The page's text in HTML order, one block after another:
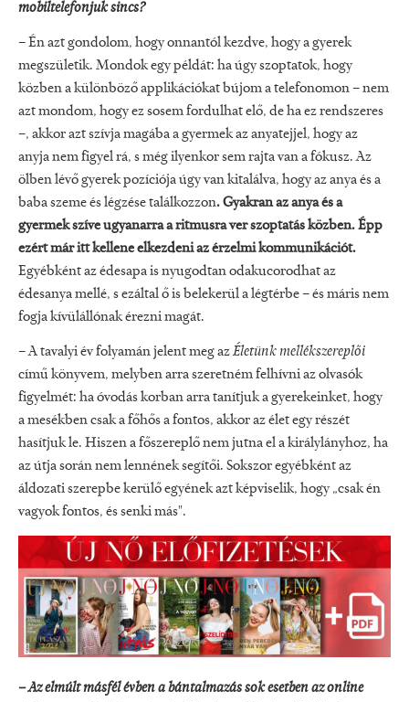
mobiltelefonjuk sincs?
– Én azt gondolom, hogy onnantól kezdve, hogy a gyerek
megszületik. Mondok egy példát: ha úgy szoptatok, hogy
közben a különböző applikációkat bújom a telefonomon – nem
azt mondom, hogy ez sosem fordulhat elő, de ha ez rendszeres
–, akkor azt szívja magába a gyermek az anyatejjel, hogy az
anyja nem figyel rá, s még ilyenkor sem rajta van a fókusz. Az
ölben lévő gyerek pozíciója úgy van kitalálva, hogy az anya és a
baba szeme és légzése találkozzon. Gyakran az anya és a
gyermek szíve ugyanarra a ritmusra ver szoptatás közben. Épp
ezért már itt kellene elkezdeni az érzelmi kommunikációt.
Egyébként az édesapa is nyugodtan odakucorodhat az
édesanya mellé, s ezáltal ő is belekerül a légtérbe – és máris nem
fogja kívülállónak érezni magát.
– A tavalyi év folyamán jelent meg azÉletünk mellékszereplői
című könyvem, melyben arra szeretném felhívni az olvasók
figyelmét: ha óvodás korban arra tanítjuk a gyerekeinket, hogy
a mesékben csak a főhős a fontos, akkor az élet egy részét
hasítjuk le. Hiszen a főszereplő nem jutna el a királylányhoz, ha
az útja során nem lennének segítői. Sokszor egyébként az
áldozati szerepbe kerülő egyének azt képviselik, hogy „csak én
vagyok fontos, és senki más".
–Az elmúlt másfél évben a bántalmazás sok esetben az online